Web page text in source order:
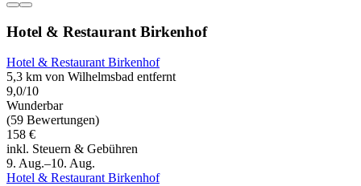
Hotel & Restaurant Birkenhof
Hotel & Restaurant Birkenhof
5,3 km von Wilhelmsbad entfernt
9,0/10
Wunderbar
(59 Bewertungen)
158 €
inkl. Steuern & Gebühren
9. Aug.–10. Aug.
Hotel & Restaurant Birkenhof